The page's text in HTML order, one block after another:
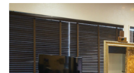
ので、手触り、艶感をア
ップさせたい。 ヘアカラ
ーによるダメージを軽減
させたい。 ダメージ修復
というよりも、髪のコン
いうことで、ここ数年は
SNS全盛というのに 歴史
の本ばかり読みふけて妄
想ばかりしていたらいつ
の間にか1年終わりそう